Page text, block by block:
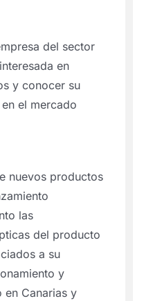
del sector
en
y conocer su
el mercado
nuevos productos
las
del producto
a su
y
en Canarias y